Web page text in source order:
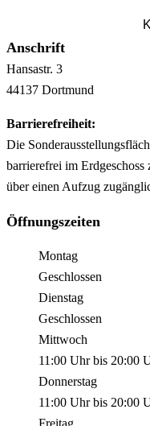
Anschrift
Hansastr. 3
44137 Dortmund
Barrierefreiheit:
Die
barrierefrei im
über einen Aufzug
Öffnungszeiten
Montag
Geschlossen
Dienstag
Geschlossen
Mittwoch
11:00 Uhrbis 20:00
Donnerstag
11:00 Uhrbis 20:00